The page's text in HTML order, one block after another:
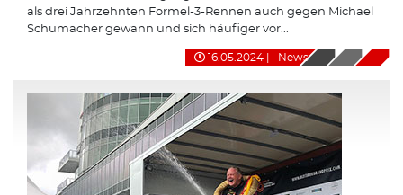
als drei Jahrzehnten Formel-3-Rennen auch gegen Michael
Schumacher gewann und sich häufiger vor...
16.05.2024 News